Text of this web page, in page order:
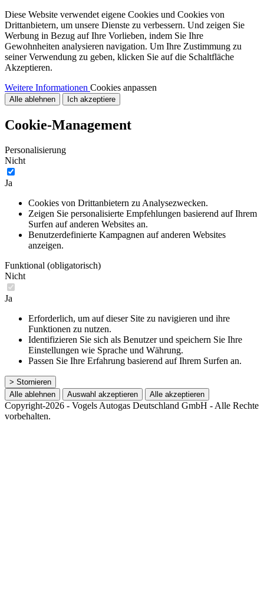
Diese Website verwendet eigene Cookies und Cookies von
Drittanbietern, um unsere Dienste zu verbessern. Und zeigen Sie
Werbung in Bezug auf Ihre Vorlieben, indem Sie Ihre
Gewohnheiten analysieren navigation. Um Ihre Zustimmung zu
seiner Verwendung zu geben, klicken Sie auf die Schaltfläche
Akzeptieren.
Weitere Informationen Cookies anpassen
Alle ablehnen Ich akzeptiere
Cookie-Management
Personalisierung
Nicht
Ja
Cookies von Drittanbietern zu Analysezwecken.
Zeigen Sie personalisierte Empfehlungen basierend auf Ihrem
Surfen auf anderen Websites an.
Benutzerdefinierte Kampagnen auf anderen Websites
anzeigen.
Funktional (obligatorisch)
Nicht
Ja
Erforderlich, um auf dieser Site zu navigieren und ihre
Funktionen zu nutzen.
Identifizieren Sie sich als Benutzer und speichern Sie Ihre
Einstellungen wie Sprache und Währung.
Passen Sie Ihre Erfahrung basierend auf Ihrem Surfen an.
> Stornieren
Alle ablehnen
Auswahl akzeptieren Alle akzeptieren
Copyright-2026 - Vogels Autogas Deutschland GmbH - Alle Rechte
vorbehalten.